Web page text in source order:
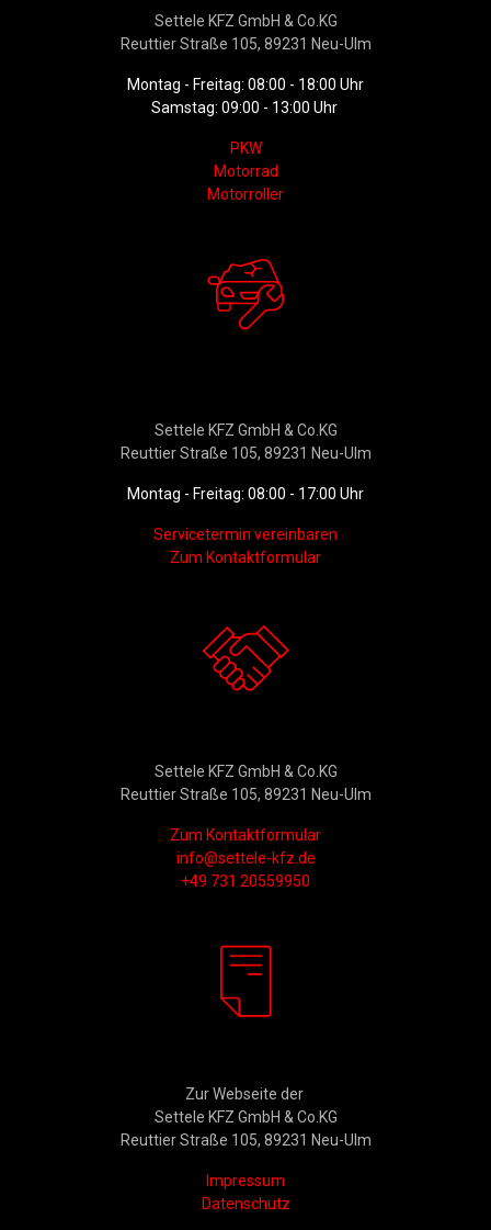
Settele KFZ GmbH & Co.KG
Reuttier Straße 105, 89231 Neu-Ulm
Montag - Freitag: 08:00 - 18:00 Uhr
Samstag: 09:00 - 13:00 Uhr
PKW
Motorrad
Motorroller
Settele KFZ GmbH & Co.KG
Reuttier Straße 105, 89231 Neu-Ulm
Montag - Freitag: 08:00 - 17:00 Uhr
Servicetermin vereinbaren
Zum Kontaktformular
Settele KFZ GmbH & Co.KG
Reuttier Straße 105, 89231 Neu-Ulm
Zum Kontaktformular
info@settele-kfz.de
+49 731 20559950
Zur Webseite der
Settele KFZ GmbH & Co.KG
Reuttier Straße 105, 89231 Neu-Ulm
Impressum
Datenschutz